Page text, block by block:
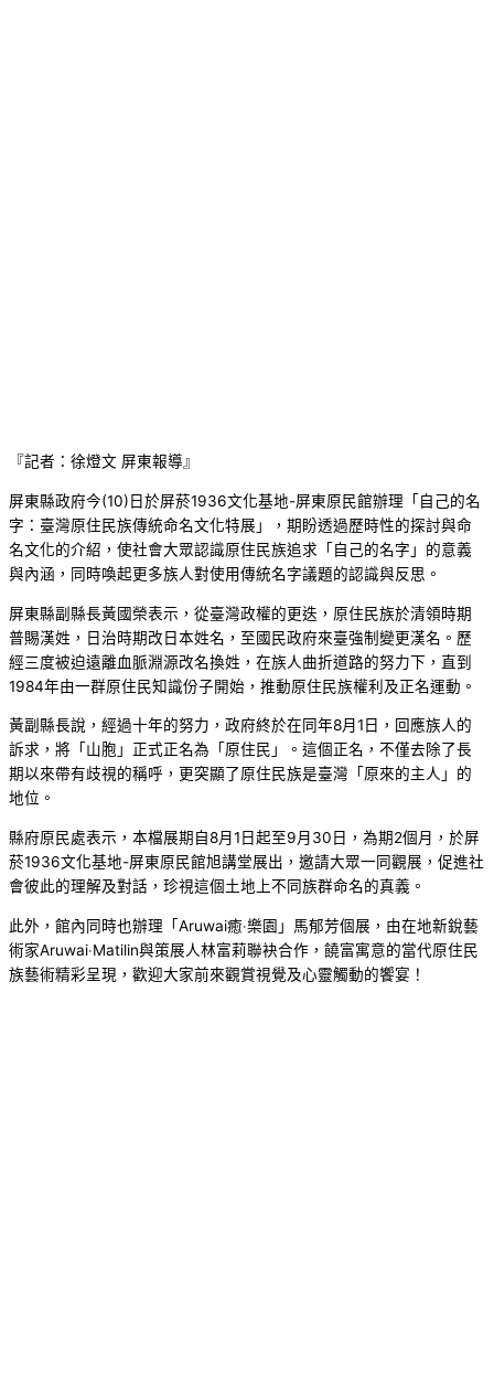
『記者：徐燈文 屏東報導』
屏東縣政府今(10)日於屏菸1936文化基地-屏東原民館辦理「自己的名
字：臺灣原住民族傳統命名文化特展」，期盼透過歷時性的探討與命
名文化的介紹，使社會大眾認識原住民族追求「自己的名字」的意義
與內涵，同時喚起更多族人對使用傳統名字議題的認識與反思。
屏東縣副縣長黃國榮表示，從臺灣政權的更迭，原住民族於清領時期
普賜漢姓，日治時期改日本姓名，至國民政府來臺強制變更漢名。歷
經三度被迫遠離血脈淵源改名換姓，在族人曲折道路的努力下，直到
1984年由一群原住民知識份子開始，推動原住民族權利及正名運動。
黃副縣長說，經過十年的努力，政府終於在同年8月1日，回應族人的
訴求，將「山胞」正式正名為「原住民」。這個正名，不僅去除了長
期以來帶有歧視的稱呼，更突顯了原住民族是臺灣「原來的主人」的
地位。
縣府原民處表示，本檔展期自8月1日起至9月30日，為期2個月，於屏
菸1936文化基地-屏東原民館旭講堂展出，邀請大眾一同觀展，促進社
會彼此的理解及對話，珍視這個土地上不同族群命名的真義。
此外，館內同時也辦理「Aruwai癒‧樂園」馬郁芳個展，由在地新銳藝
術家Aruwai‧Matilin與策展人林富莉聯袂合作，饒富寓意的當代原住民
族藝術精彩呈現，歡迎大家前來觀賞視覺及心靈觸動的饗宴！